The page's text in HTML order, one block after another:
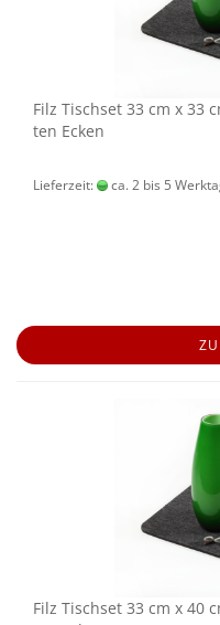
Filz Tisch­set 33 cm x 33
ten Ecken
Lieferzeit: ca. 2 bis 5
Filz Tisch­set 33 cm x 40